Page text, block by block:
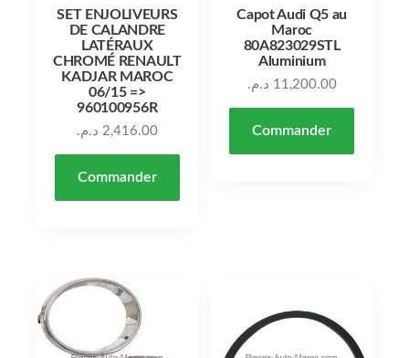
SET ENJOLIVEURS
DE CALANDRE
LATÉRAUX
CHROMÉ RENAULT
KADJAR MAROC
06/15 =>
960100956R
2,416.00 د.م.
Commander
Capot Audi Q5 au
Maroc
80A823029STL
Aluminium
11,200.00 د.م.
Commander